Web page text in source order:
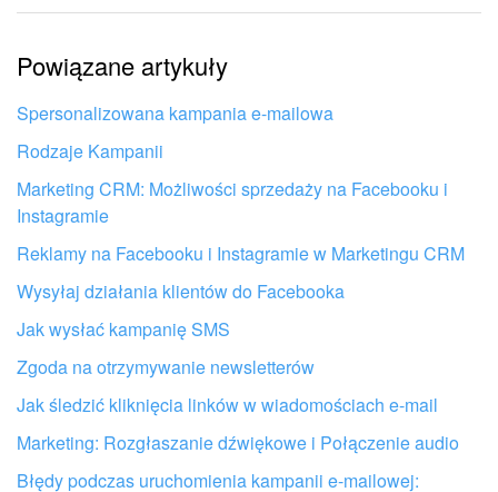
Informacje są nieaktualne
Artykuł jest za krótki. Potrzebuję więcej informacji
Nie podoba mi się sposób działania tego narzędzia
Otrzymaj pomoc przy konfiguracji
Powiązane artykuły
Spersonalizowana kampania e-mailowa
Rodzaje Kampanii
Marketing CRM: Możliwości sprzedaży na Facebooku i
Instagramie
Reklamy na Facebooku i Instagramie w Marketingu CRM
Wysyłaj działania klientów do Facebooka
Jak wysłać kampanię SMS
Zgoda na otrzymywanie newsletterów
Jak śledzić kliknięcia linków w wiadomościach e-mail
Marketing: Rozgłaszanie dźwiękowe i Połączenie audio
Błędy podczas uruchomienia kampanii e-mailowej: